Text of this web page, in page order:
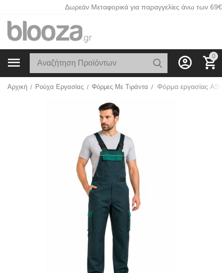
Δωρεάν Μεταφορικά για παραγγελίες άνω των 69€
0
Αρχική / Ρούχα Εργασίας / Φόρμες Με Τιράντα / Φόρμα εργασίας